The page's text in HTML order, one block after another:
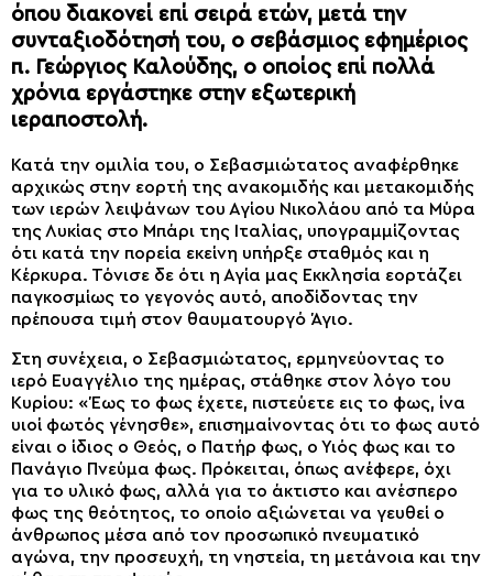
όπου διακονεί επί σειρά ετών, μετά την
συνταξιοδότησή του, ο σεβάσμιος εφημέριος
π. Γεώργιος Καλούδης, ο οποίος επί πολλά
χρόνια εργάστηκε στην εξωτερική
ιεραποστολή.
Κατά την ομιλία του, ο Σεβασμιώτατος αναφέρθηκε
αρχικώς στην εορτή της ανακομιδής και μετακομιδής
των ιερών λειψάνων του Αγίου Νικολάου από τα Μύρα
της Λυκίας στο Μπάρι της Ιταλίας, υπογραμμίζοντας
ότι κατά την πορεία εκείνη υπήρξε σταθμός και η
Κέρκυρα. Τόνισε δε ότι η Αγία μας Εκκλησία εορτάζει
παγκοσμίως το γεγονός αυτό, αποδίδοντας την
πρέπουσα τιμή στον θαυματουργό Άγιο.
Στη συνέχεια, ο Σεβασμιώτατος, ερμηνεύοντας το
ιερό Ευαγγέλιο της ημέρας, στάθηκε στον λόγο του
Κυρίου: «Έως το φως έχετε, πιστεύετε εις το φως, ίνα
υιοί φωτός γένησθε», επισημαίνοντας ότι το φως αυτό
είναι ο ίδιος ο Θεός, ο Πατήρ φως, ο Υιός φως και το
Πανάγιο Πνεύμα φως. Πρόκειται, όπως ανέφερε, όχι
για το υλικό φως, αλλά για το άκτιστο και ανέσπερο
φως της θεότητος, το οποίο αξιώνεται να γευθεί ο
άνθρωπος μέσα από τον προσωπικό πνευματικό
αγώνα, την προσευχή, τη νηστεία, τη μετάνοια και την